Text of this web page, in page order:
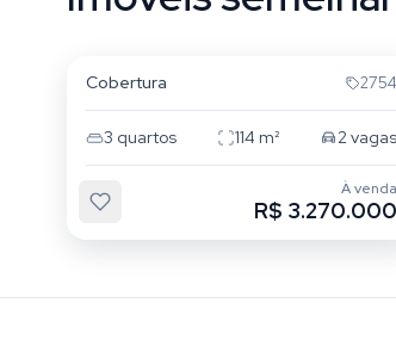
Cobertura 2754
3 quartos 114 m² 2vagas
À venda
R$ 3.270.000